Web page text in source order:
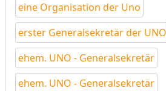
eine Organisation der Uno
erster Generalsekretär der UNO
ehem. UNO - Generalsekretär
ehem. UNO - Generalsekretär